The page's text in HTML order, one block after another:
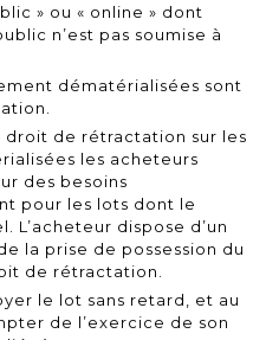
» ou « online » dont
n’est pas soumise à
dématérialisées sont
droit de rétractation sur les
les acheteurs
des besoins
pour les lots dont le
L’acheteur dispose d’un
la prise de possession du
de rétractation.
le lot sans retard, et au
de l’exercice de son